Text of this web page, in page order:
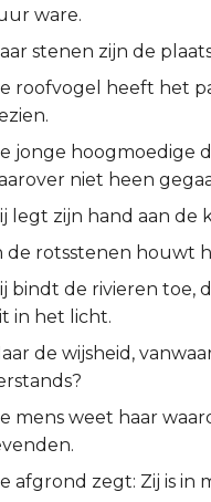
ware.
stenen zijn de
roofvogel heeft het
jonge hoogmoedige
niet heen
legt zijn hand aan de
de rotsstenen houwt
bindt de rivieren toe,
in het licht.
de wijsheid,
mens weet haar
afgrond zegt: Zij is in